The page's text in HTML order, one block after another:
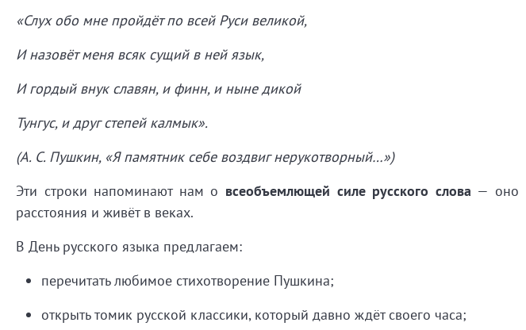
«Слухобо мнепройдётпо всейРусивеликой,
Иназовётменявсяксущийвнейязык,
Игордыйвнукславян,ифинн,инынедикой
Тунгус,идругстепейкалмык».
(А. С. Пушкин,«Япамятниксебевоздвигнерукотворный…»)
Эти строки напоминаютнам о всеобъемлющей силерусского слова — оно
расстояния и живётв веках.
В Деньрусского языка предлагаем:
перечитатьлюбимое стихотворение Пушкина;
открытьтомик русской классики,который давно ждётсвоего часа;